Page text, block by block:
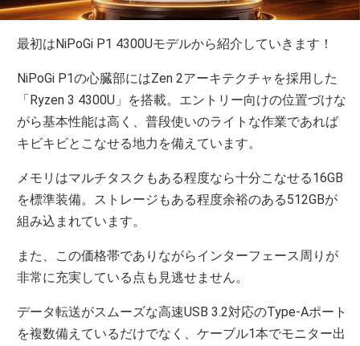
最初はNiPoGi P1 4300Uモデルから紹介していきます！
NiPoGi P1の心臓部にはZen 2アーキテクチャを採用した
「Ryzen 3 4300U」を搭載。エントリー向けの位置づけな
がら基本性能は高く、普段使いのライトな作業であれば
キビキビとこなせる地力を備えています。
メモリはマルチタスクもある程度なら十分こなせる16GB
を標準装備。ストレージもある程度余裕のある512GBが
組み込まれています。
また、この価格帯でありながらインターフェース周りが
非常に充実している点も見逃せません。
データ転送がスムーズな高速USB 3.2対応のType-Aポート
を複数備えているだけでなく、ケーブル1本でモニター出